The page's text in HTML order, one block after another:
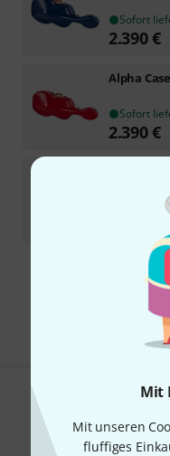
Mit
Mit unseren
fluffiges
Sofort
2.390€
Alpha Case
Sofort
2.390€
Sofort
Teilen